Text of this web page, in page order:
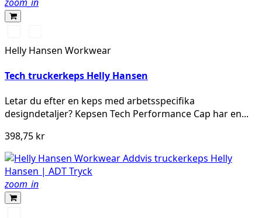
BLACKNAVY
Helly Hansen Workwear
Tech truckerkeps Helly Hansen
Letar du efter en keps med arbetsspecifika
designdetaljer? Kepsen Tech Performance Cap har en...
398,75 kr
zoom_in